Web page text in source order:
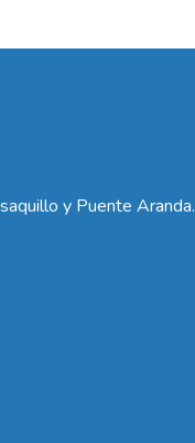
y Puente Aranda.